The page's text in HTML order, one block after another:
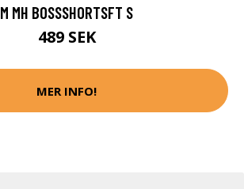
M MH BOSSSHORTSFT S
489 SEK
MER INFO!